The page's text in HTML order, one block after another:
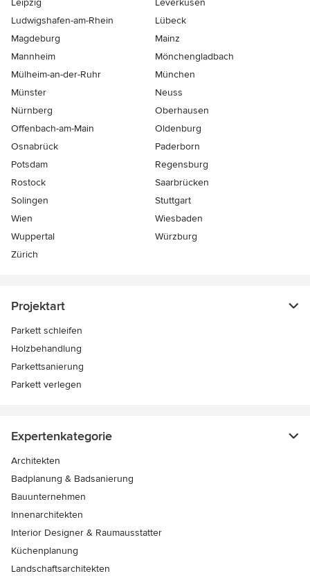
Leipzig
Leverkusen
Ludwigshafen-am-Rhein
Lübeck
Magdeburg
Mainz
Mannheim
Mönchen­gladbach
Mülheim-an-der-Ruhr
München
Münster
Neuss
Nürnberg
Oberhausen
Offenbach-am-Main
Oldenburg
Osnabrück
Paderborn
Potsdam
Regensburg
Rostock
Saarbrücken
Solingen
Stuttgart
Wien
Wiesbaden
Wuppertal
Würzburg
Zürich
Projektart
Parkett schleifen
Holzbehandlung
Parkettsanierung
Parkett verlegen
Expertenkategorie
Architekten
Badplanung & Badsanierung
Bauunternehmen
Innenarchitekten
Interior Designer & Raumausstatter
Küchenplanung
Landschaftsarchitekten